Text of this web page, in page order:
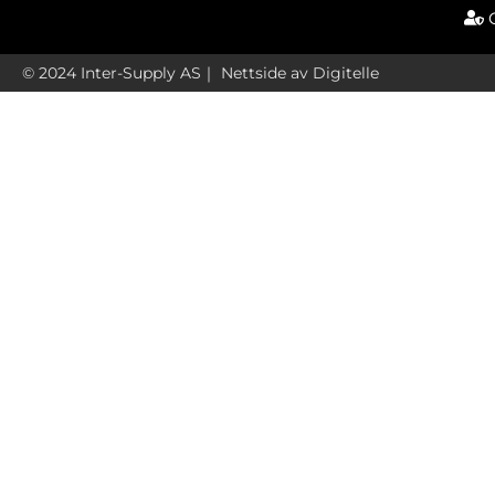
© 2024 Inter-Supply AS｜ Nettside av Digitelle